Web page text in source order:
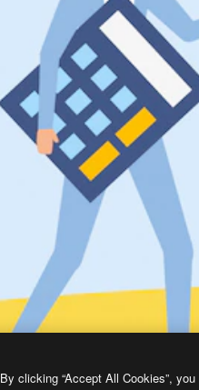
By clicking “Accept All Cookies”,